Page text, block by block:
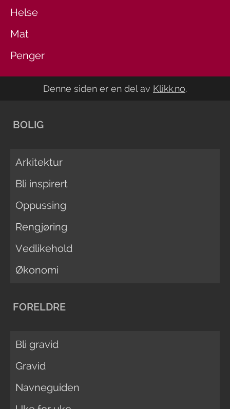
Helse
Mat
Penger
Denne siden er en del av Klikk.no.
BOLIG
Arkitektur
Bli inspirert
Oppussing
Rengjøring
Vedlikehold
Økonomi
FORELDRE
Bli gravid
Gravid
Navneguiden